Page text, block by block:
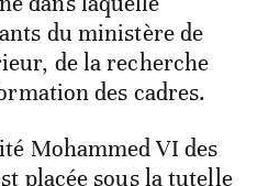
du ministère de
de la recherche
des cadres.
Mohammed VI des
placée sous la tutelle